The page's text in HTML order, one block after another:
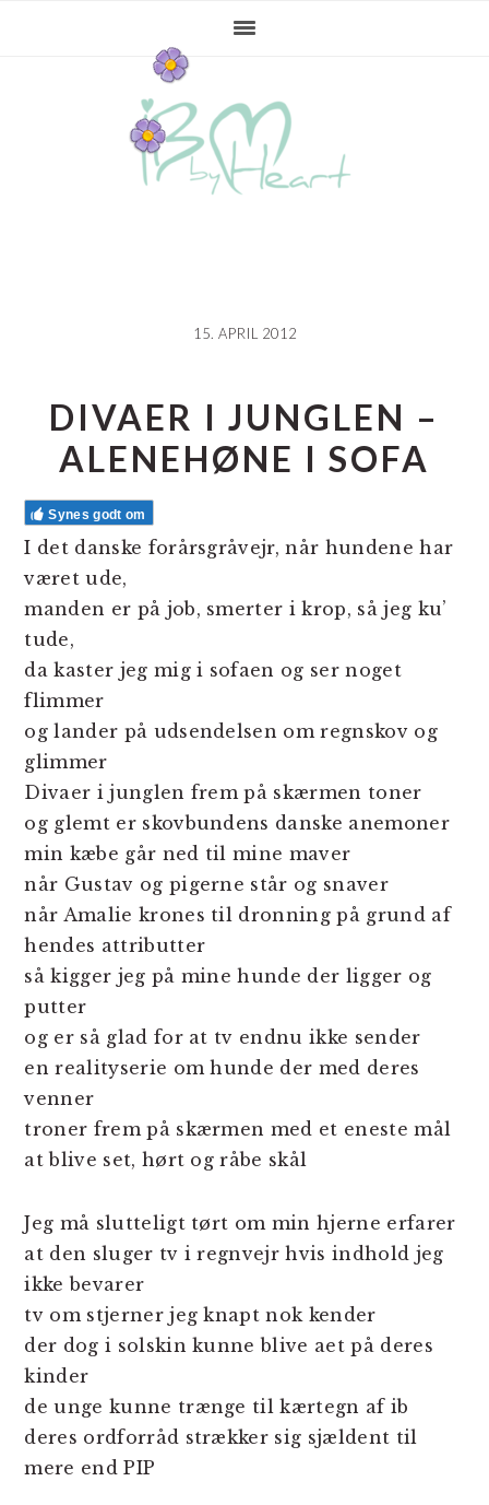
15. APRIL 2012
DIVAER I JUNGLEN –
ALENEHØNE I SOFA
Synes godt om
I det danske forårsgråvejr, når hundene har
været ude,
manden er på job, smerter i krop, så jeg ku’
tude,
da kaster jeg mig i sofaen og ser noget
flimmer
og lander på udsendelsen om regnskov og
glimmer
Divaer i junglen frem på skærmen toner
og glemt er skovbundens danske anemoner
min kæbe går ned til mine maver
når Gustav og pigerne står og snaver
når Amalie krones til dronning på grund af
hendes attributter
så kigger jeg på mine hunde der ligger og
putter
og er så glad for at tv endnu ikke sender
en realityserie om hunde der med deres
venner
troner frem på skærmen med et eneste mål
at blive set, hørt og råbe skål
Jeg må slutteligt tørt om min hjerne erfarer
at den sluger tv i regnvejr hvis indhold jeg
ikke bevarer
tv om stjerner jeg knapt nok kender
der dog i solskin kunne blive aet på deres
kinder
de unge kunne trænge til kærtegn af ib
deres ordforråd strækker sig sjældent til
mere end PIP